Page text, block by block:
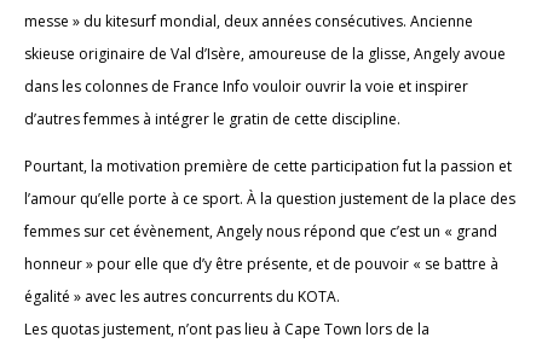
messe » du kitesurf mondial, deux années consécutives. Ancienne
skieuse originaire de Val d’Isère, amoureuse de la glisse, Angely avoue
dans les colonnes de France Info vouloir ouvrir la voie et inspirer
d’autres femmes à intégrer le gratin de cette discipline.
Pourtant, la motivation première de cette participation fut la passion et
l’amour qu’elle porte à ce sport. À la question justement de la place des
femmes sur cet évènement, Angely nous répond que c’est un « grand
honneur » pour elle que d’y être présente, et de pouvoir « se battre à
égalité » avec les autres concurrents du KOTA.
Les quotas justement, n’ont pas lieu à Cape Town lors de la